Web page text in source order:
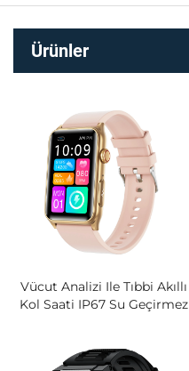
Ürünler
Vücut Analizi Ile Tıbbi Akıllı
Kol Saati IP67 Su Geçirmez